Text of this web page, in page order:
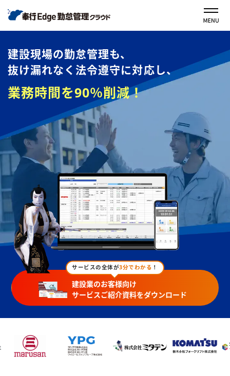
建設現場の勤怠管理も、
抜け漏れなく法令遵守に対応し、
業務時間を90％削減！
サービスの全体が3分でわかる ！
建設業のお客様向け
サービスご紹介資料をダウンロード